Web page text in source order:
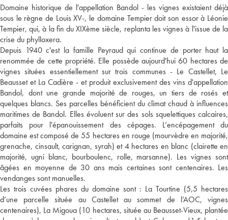
Domaine historique de l'appellation Bandol - les vignes existaient déjà
sous le règne de Louis XV-, le domaine Tempier doit son essor à Léonie
Tempier, qui, à la fin du XIXème siècle, replanta les vignes à l'issue de la
crise du phylloxera.
Depuis 1940 c'est la famille Peyraud qui continue de porter haut la
renommée de cette propriété. Elle possède aujourd'hui 60 hectares de
vignes situées essentiellement sur trois communes - Le Castellet, Le
Beausset et La Cadière - et produit exclusivement des vins d'appellation
Bandol, dont une grande majorité de rouges, un tiers de rosés et
quelques blancs. Ses parcelles bénéficient du climat chaud à influences
maritimes de Bandol. Elles évoluent sur des sols squelettiques calcaires,
parfaits pour l'épanouissement des cépages. L’encépagement du
domaine est composé de 55 hectares en rouge (mourvèdre en majorité,
grenache, cinsault, carignan, syrah) et 4 hectares en blanc (clairette en
majorité, ugni blanc, bourboulenc, rolle, marsanne). Les vignes sont
âgées en moyenne de 30 ans mais certaines sont centenaires. Les
vendanges sont manuelles.
Les trois cuvées phares du domaine sont : La Tourtine (5,5 hectares
d’une parcelle située au Castellet au sommet de l’AOC, vignes
centenaires), La Migoua (10 hectares, située au Beausset-Vieux, plantée